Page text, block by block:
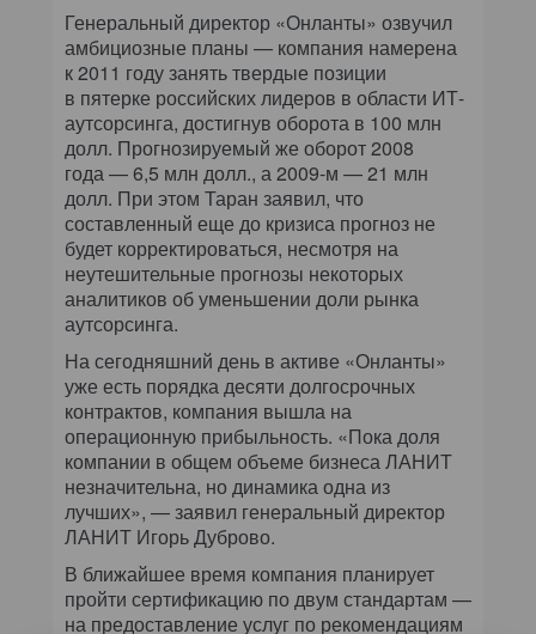
Генеральный директор «Онланты» озвучил
амбициозные планы — компания намерена
к 2011 году занять твердые позиции
в пятерке российских лидеров в области ИТ-
аутсорсинга, достигнув оборота в 100 млн
долл. Прогнозируемый же оборот 2008
года — 6,5 млн долл., а 2009-м — 21 млн
долл. При этом Таран заявил, что
составленный еще до кризиса прогноз не
будет корректироваться, несмотря на
неутешительные прогнозы некоторых
аналитиков об уменьшении доли рынка
аутсорсинга.
На сегодняшний день в активе «Онланты»
уже есть порядка десяти долгосрочных
контрактов, компания вышла на
операционную прибыльность. «Пока доля
компании в общем объеме бизнеса ЛАНИТ
незначительна, но динамика одна из
лучших», — заявил генеральный директор
ЛАНИТ Игорь Дуброво.
В ближайшее время компания планирует
пройти сертификацию по двум стандартам —
на предоставление услуг по рекомендациям